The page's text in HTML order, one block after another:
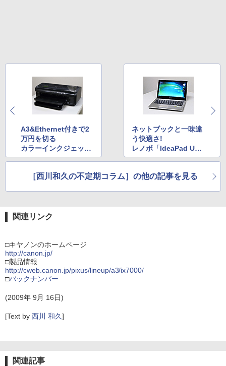
A3&Ethernet付きで2
万円を切る
カラーインクジェット
「HP Officejet 7000」
ネットブックと一味違
う快適さ!
レノボ「IdeaPad U35
0」
［西川和久の不定期コラム］の他の記事を見る
関連リンク
□キヤノンのホームページ
http://canon.jp/
□製品情報
http://cweb.canon.jp/pixus/lineup/a3/ix7000/
□バックナンバー
(2009年 9月 16日)
[Text by 西川 和久]
関連記事